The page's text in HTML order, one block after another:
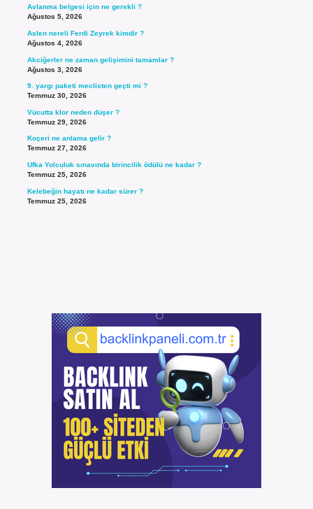
Avlanma belgesi için ne gerekli ?
Ağustos 5, 2026
Aslen nereli Ferdi Zeyrek kimdir ?
Ağustos 4, 2026
Akciğerler ne zaman gelişimini tamamlar ?
Ağustos 3, 2026
9. yargı paketi meclisten geçti mi ?
Temmuz 30, 2026
Vücutta klor neden düşer ?
Temmuz 29, 2026
Koçeri ne anlama gelir ?
Temmuz 27, 2026
Ufka Yolculuk sınavında birincilik ödülü ne kadar ?
Temmuz 25, 2026
Kelebeğin hayatı ne kadar sürer ?
Temmuz 25, 2026